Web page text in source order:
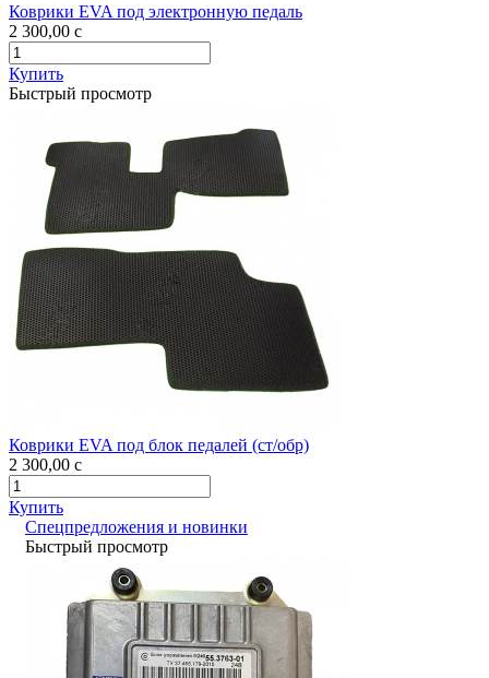
Коврики EVA под электронную педаль
2 300,00 c
Купить
Быстрый просмотр
Коврики EVA под блок педалей (ст/обр)
2 300,00 c
Купить
Спецпредложения и новинки
Быстрый просмотр